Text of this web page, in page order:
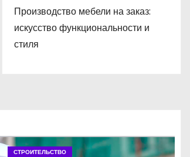
Производство мебели на заказ:
искусство функциональности и
стиля
СТРОИТЕЛЬСТВО